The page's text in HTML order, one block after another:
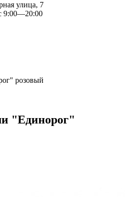
улица, 7
розовый
"Единорог"